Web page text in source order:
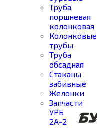
Труба
поршневая
колонковая
Колонковые
трубы
Труба
обсадная
Стаканы
забивные
Желонки
Запчасти
УРБ
2А-2